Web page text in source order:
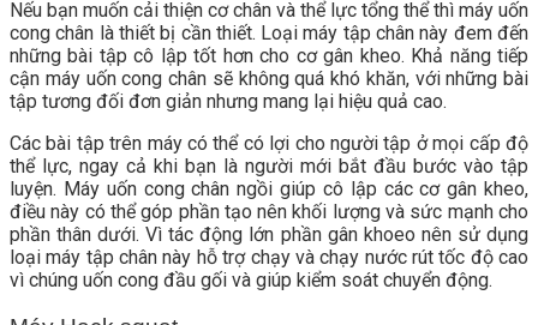
Nếu bạn muốn cải thiện cơ chân và thể lực tổng thể thì máy uốn
cong chân là thiết bị cần thiết. Loại máy tập chân này đem đến
những bài tập cô lập tốt hơn cho cơ gân kheo. Khả năng tiếp
cận máy uốn cong chân sẽ không quá khó khăn, với những bài
tập tương đối đơn giản nhưng mang lại hiệu quả cao.
Các bài tập trên máy có thể có lợi cho người tập ở mọi cấp độ
thể lực, ngay cả khi bạn là người mới bắt đầu bước vào tập
luyện. Máy uốn cong chân ngồi giúp cô lập các cơ gân kheo,
điều này có thể góp phần tạo nên khối lượng và sức mạnh cho
phần thân dưới. Vì tác động lớn phần gân khoeo nên sử dụng
loại máy tập chân này hỗ trợ chạy và chạy nước rút tốc độ cao
vì chúng uốn cong đầu gối và giúp kiểm soát chuyển động.